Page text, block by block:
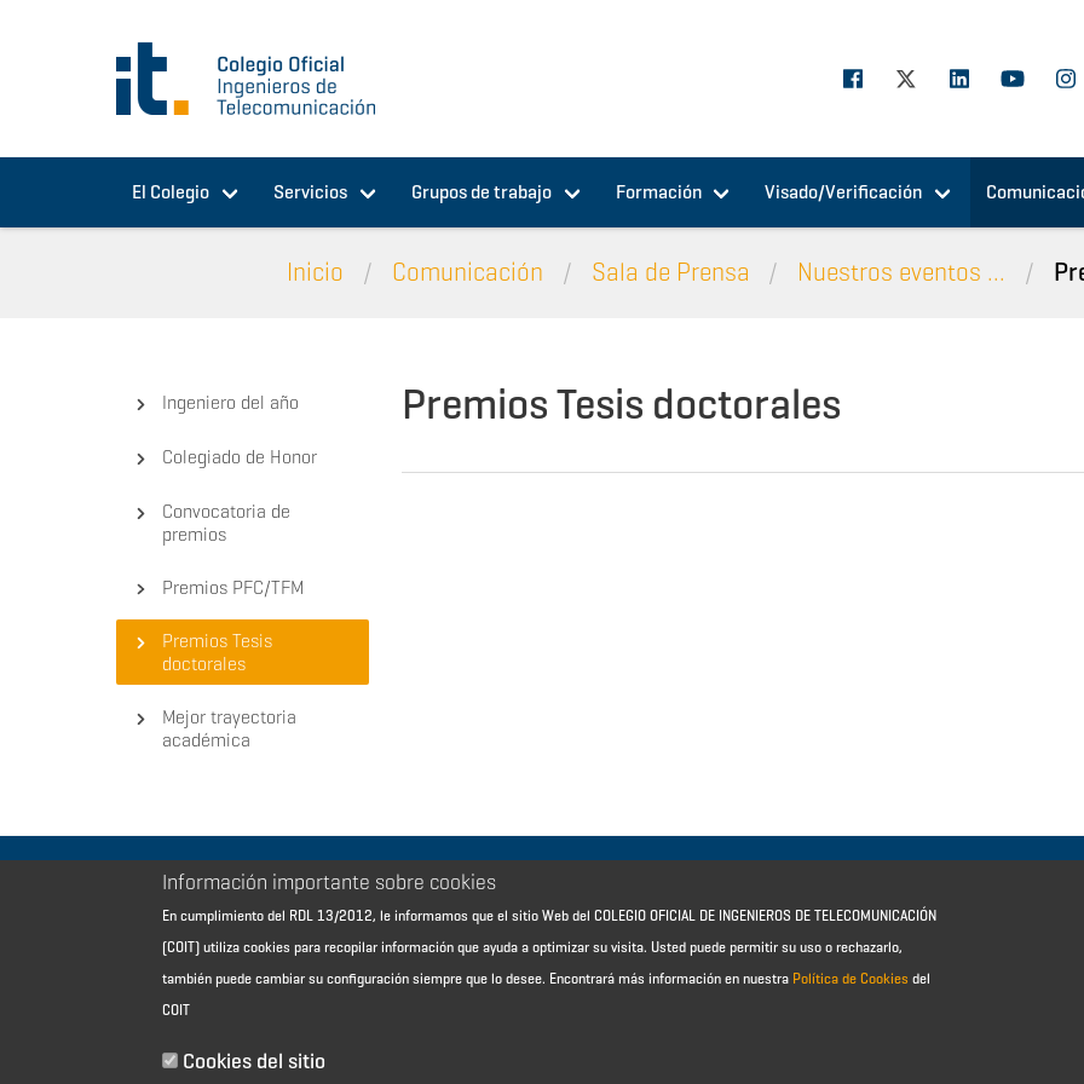
El Colegio Servicios Grupos de trabajo Formación Visado/Verificación
Inicio Comunicación Sala de Prensa Nuestros eventos ...
Ingeniero del año
Colegiado de Honor
Convocatoria de
premios
Premios PFC/TFM
Premios Tesis
doctorales
Mejor trayectoria
académica
Premios Tesis doctorales
Aviso Legal - Información general
Contacto
Política de reembolso
Sitemap
Información importante sobre cookies
En cumplimiento del RDL 13/2012, le informamos que el sitio Web del COLEGIO OFICIAL DE INGENIEROS DE TELECOMUNICACIÓN
(COIT) utiliza cookies para recopilar información que ayuda a optimizar su visita. Usted puede permitir su uso o rechazarlo,
también puede cambiar su configuración siempre que lo desee. Encontrará más información en nuestra Política de Cookies del
COIT
Cookies del sitio